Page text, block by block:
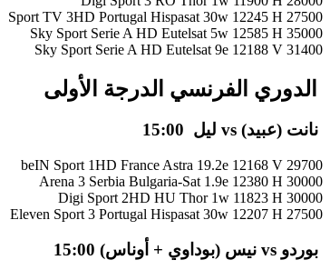
Sport TV 3HD Portugal Hispasat 30w 12245 H 27500
Sky Sport Serie A HD Eutelsat 5w 12585 H 35000
Sky Sport Serie A HD Eutelsat 9e 12188 V 31400
الدوري الفرنسي الدرجة الأولى
نانت (عبيد) vs ليل 15:00
beIN Sport 1HD France Astra 19.2e 12168 V 29700
Arena 3 Serbia Bulgaria-Sat 1.9e 12380 H 30000
Digi Sport 2HD HU Thor 1w 11823 H 30000
Eleven Sport 3 Portugal Hispasat 30w 12207 H 27500
بوردو vs نيس (بوداوي + أوناس) 15:00